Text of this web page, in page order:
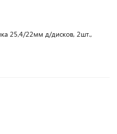
25,4/22мм д/дисков, 2шт.,